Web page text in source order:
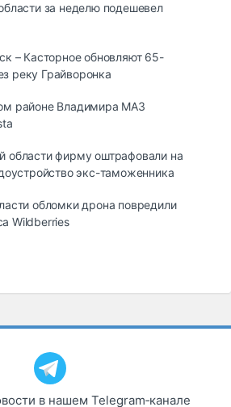
за неделю подешевел
– Касторное обновляют 65-
реку Грайворонка
районе Владимира МАЗ
области фирму оштрафовали на
экс-таможенника
обломки дрона повредили
Wildberries
в нашем Telegram‑канале